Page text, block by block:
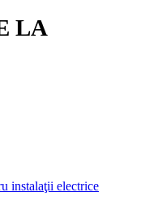
LA
instalaţii electrice